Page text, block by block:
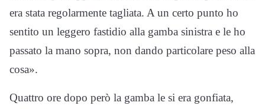
era stata regolarmente tagliata. A un certo punto ho
sentito un leggero fastidio alla gamba sinistra e le ho
passato la mano sopra, non dando particolare peso alla
cosa».
Quattro ore dopo però la gamba le si era gonfiata,